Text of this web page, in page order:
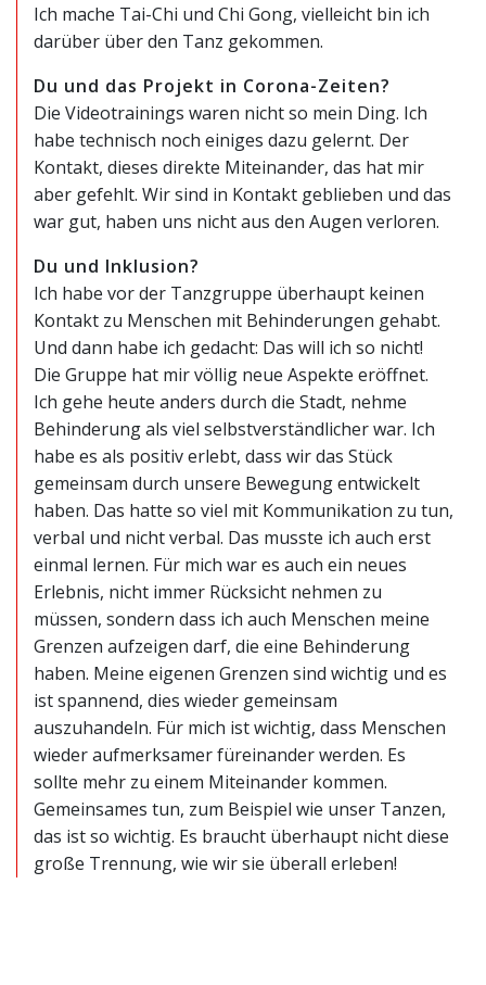
Ich mache Tai-Chi und Chi Gong, vielleicht bin ich
darüber über den Tanz gekommen.
Du und das Projekt in Corona-Zeiten?
Die Videotrainings waren nicht so mein Ding. Ich
habe technisch noch einiges dazu gelernt. Der
Kontakt, dieses direkte Miteinander, das hat mir
aber gefehlt. Wir sind in Kontakt geblieben und das
war gut, haben uns nicht aus den Augen verloren.
Du und Inklusion?
Ich habe vor der Tanzgruppe überhaupt keinen
Kontakt zu Menschen mit Behinderungen gehabt.
Und dann habe ich gedacht: Das will ich so nicht!
Die Gruppe hat mir völlig neue Aspekte eröffnet.
Ich gehe heute anders durch die Stadt, nehme
Behinderung als viel selbstverständlicher war. Ich
habe es als positiv erlebt, dass wir das Stück
gemeinsam durch unsere Bewegung entwickelt
haben. Das hatte so viel mit Kommunikation zu tun,
verbal und nicht verbal. Das musste ich auch erst
einmal lernen. Für mich war es auch ein neues
Erlebnis, nicht immer Rücksicht nehmen zu
müssen, sondern dass ich auch Menschen meine
Grenzen aufzeigen darf, die eine Behinderung
haben. Meine eigenen Grenzen sind wichtig und es
ist spannend, dies wieder gemeinsam
auszuhandeln. Für mich ist wichtig, dass Menschen
wieder aufmerksamer füreinander werden. Es
sollte mehr zu einem Miteinander kommen.
Gemeinsames tun, zum Beispiel wie unser Tanzen,
das ist so wichtig. Es braucht überhaupt nicht diese
große Trennung, wie wir sie überall erleben!